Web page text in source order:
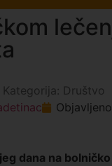
Kategorija: Društvo
dana na